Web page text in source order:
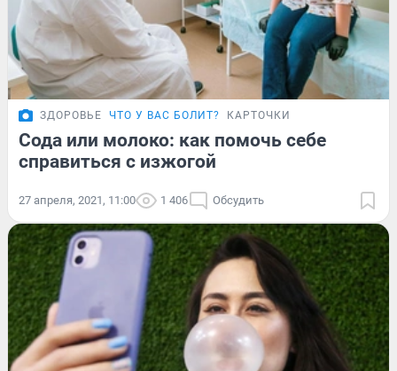
ЗДОРОВЬЕ ЧТО У ВАС БОЛИТ? КАРТОЧКИ
Сода или молоко: как помочь себе
справиться с изжогой
27 апреля, 2021, 11:00 1 406 Обсудить